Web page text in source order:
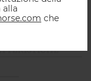
alla
che
pur